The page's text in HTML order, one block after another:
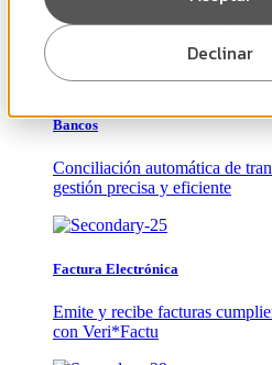
Declinar
Contabiliza automáticamente
facturas de tus clientes
Bancos
Conciliación automática de
gestión precisa y eficiente
Factura Electrónica
Emite y recibe facturas
con Veri*Factu